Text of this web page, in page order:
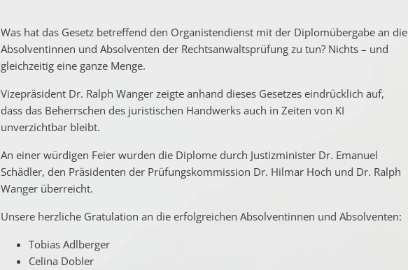
Was hat das Gesetz betreffend den Organistendienst mit der Diplomübergabe an die
Absolventinnen und Absolventen der Rechtsanwaltsprüfung zu tun? Nichts – und
gleichzeitig eine ganze Menge.
Vizepräsident Dr. Ralph Wanger zeigte anhand dieses Gesetzes eindrücklich auf,
dass das Beherrschen des juristischen Handwerks auch in Zeiten von KI
unverzichtbar bleibt.
An einer würdigen Feier wurden die Diplome durch Justizminister Dr. Emanuel
Schädler, den Präsidenten der Prüfungskommission Dr. Hilmar Hoch und Dr. Ralph
Wanger überreicht.
Unsere herzliche Gratulation an die erfolgreichen Absolventinnen und Absolventen:
Tobias Adlberger
Celina Dobler